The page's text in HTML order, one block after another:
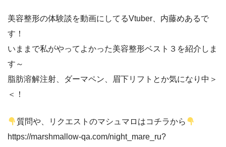
美容整形の体験談を動画にしてるVtuber、内藤めあるで
す！
いままで私がやってよかった美容整形ベスト３を紹介しま
す～
脂肪溶解注射、ダーマペン、眉下リフトとか気になり中＞
＜！
質問や、リクエストのマシュマロはコチラから
https://marshmallow-qa.com/night_mare_ru?